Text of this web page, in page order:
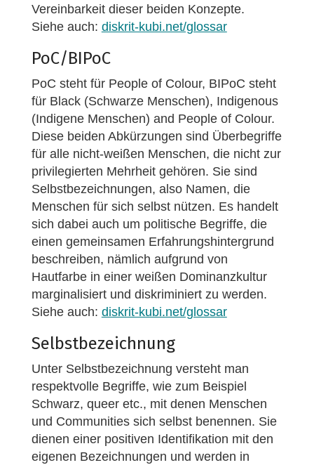
Vereinbarkeit dieser beiden Konzepte.
Siehe auch: diskrit-kubi.net/glossar
PoC/BIPoC
PoC steht für People of Colour, BIPoC steht
für Black (Schwarze Menschen), Indigenous
(Indigene Menschen) and People of Colour.
Diese beiden Abkürzungen sind Überbegriffe
für alle nicht-weißen Menschen, die nicht zur
privilegierten Mehrheit gehören. Sie sind
Selbstbezeichnungen, also Namen, die
Menschen für sich selbst nützen. Es handelt
sich dabei auch um politische Begriffe, die
einen gemeinsamen Erfahrungshintergrund
beschreiben, nämlich aufgrund von
Hautfarbe in einer weißen Dominanzkultur
marginalisiert und diskriminiert zu werden.
Siehe auch: diskrit-kubi.net/glossar
Selbstbezeichnung
Unter Selbstbezeichnung versteht man
respektvolle Begriffe, wie zum Beispiel
Schwarz, queer etc., mit denen Menschen
und Communities sich selbst benennen. Sie
dienen einer positiven Identifikation mit den
eigenen Bezeichnungen und werden in